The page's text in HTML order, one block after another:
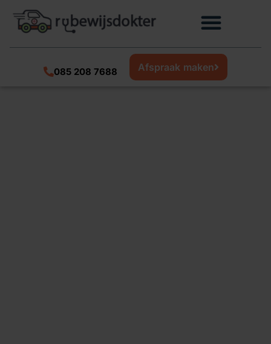
085 208 7688 Afspraak maken